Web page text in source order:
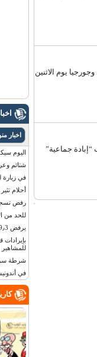
يوم الاثنين
جماعية”
اخبار
اليوم سيكون
شتائم
في زيارة
أحلام
رفض تسجيل
للحد من
يرفض 9٫3 ملايين دولار مقابل لوحة أرقام سيارته
للمشاهير
شرطة
في